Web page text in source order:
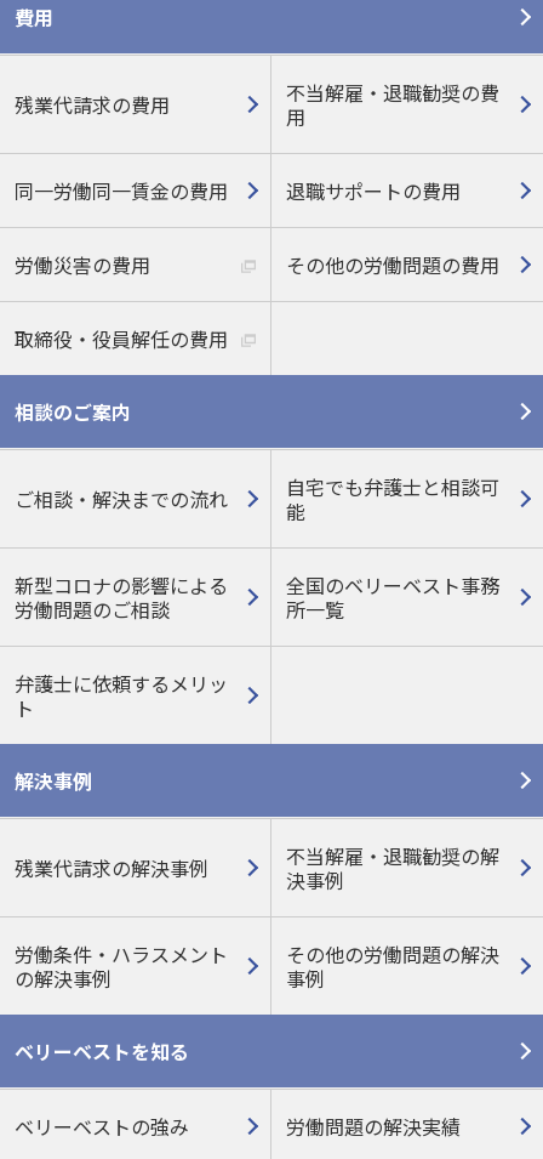
費用
残業代請求の費用
不当解雇・退職勧奨の費
用
同一労働同一賃金の費用 退職サポートの費用
労働災害の費用 その他の労働問題の費用
取締役・役員解任の費用
相談のご案内
ご相談・解決までの流れ
自宅でも弁護士と相談可
能
新型コロナの影響による
労働問題のご相談
全国のベリーベスト事務
所一覧
弁護士に依頼するメリッ
ト
解決事例
残業代請求の解決事例
不当解雇・退職勧奨の解
決事例
労働条件・ハラスメント
の解決事例
その他の労働問題の解決
事例
ベリーベストを知る
ベリーベストの強み 労働問題の解決実績